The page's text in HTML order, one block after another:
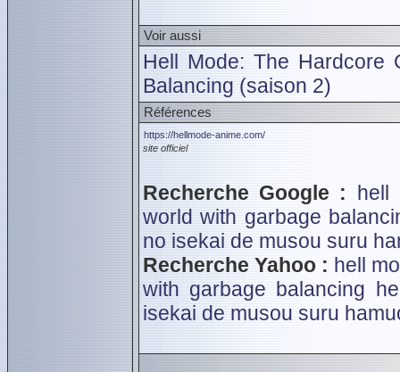
Voir aussi
Hell Mode: The Hardcore
Balancing (saison 2)
Références
https://hellmode-anime.com/
site officiel
Recherche Google : hell
world with garbage
no isekai de musou suru
Recherche Yahoo : hell
with garbage balancing
isekai de musou suru